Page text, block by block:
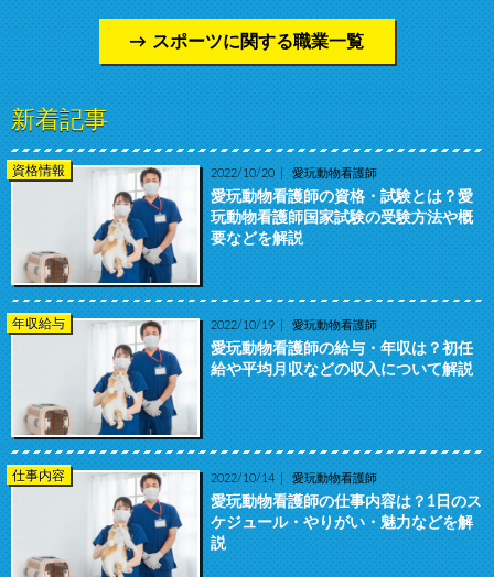
スポーツに関する職業一覧
新着記事
資格情報 2022/10/20 愛玩動物看護師
愛玩動物看護師の資格・試験とは？愛
玩動物看護師国家試験の受験方法や概
要などを解説
年収給与 2022/10/19 愛玩動物看護師
愛玩動物看護師の給与・年収は？初任
給や平均月収などの収入について解説
仕事内容 2022/10/14 愛玩動物看護師
愛玩動物看護師の仕事内容は？1日のス
ケジュール・やりがい・魅力などを解
説